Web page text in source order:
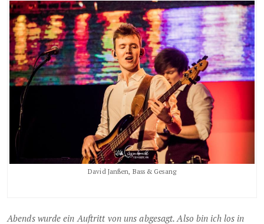
David Janßen, Bass & Gesang
Abends wurde ein Auftritt von uns abgesagt. Also bin ich los in